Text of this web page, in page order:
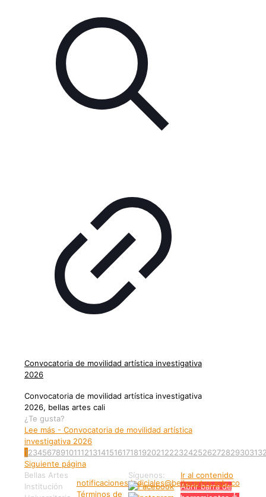
Convocatoria de movilidad artística investigativa
2026
Convocatoria de movilidad artística investigativa
2026, bellas artes cali
¿Te gusta?
Lee más - Convocatoria de movilidad artística
investigativa 2026
12345678910111213141516171819202122232425262728293031
Siguiente página
Bellas Artes
Institución
notificaciones.judiciales@bellasartes.edu.co
Términos de
Síguenos:
Ir al contenido
Abrir barra de